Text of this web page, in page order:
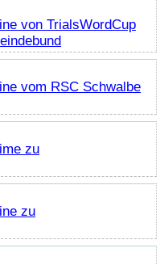
von TrialsWordCup
vom RSC Schwalbe
zu
zu